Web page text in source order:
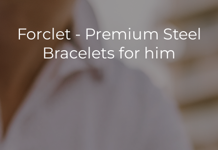
Forclet - Premium Steel
Bracelets for him